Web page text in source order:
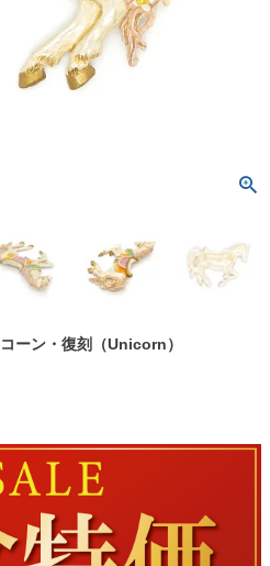
ーン・復刻（Unicorn）